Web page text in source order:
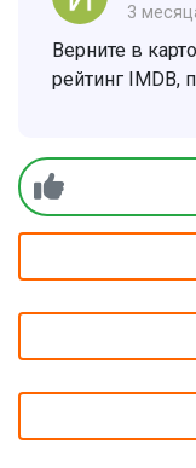
3
Верните в
рейтинг IMDB,